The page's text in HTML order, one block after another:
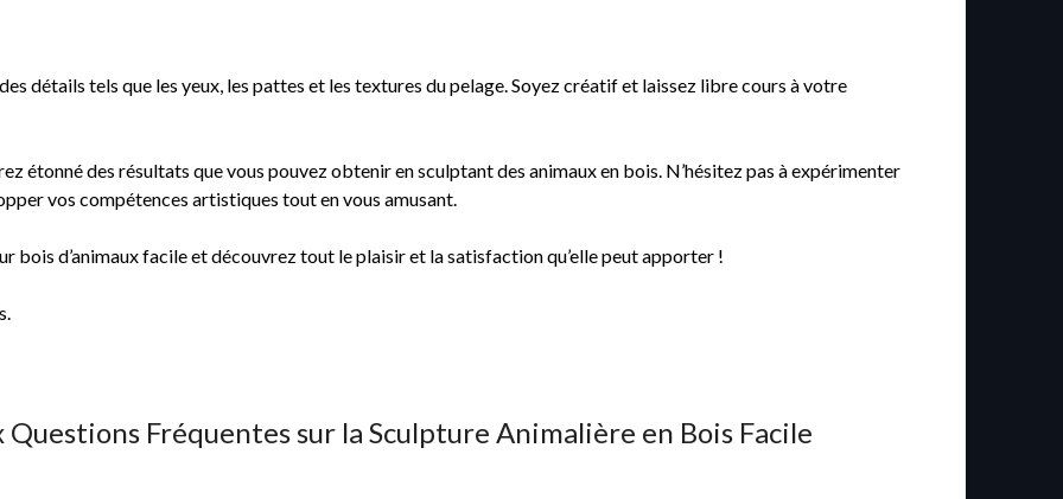
détails tels que les yeux, les pattes et les textures du pelage. Soyez créatif et laissez libre cours à votre
étonné des résultats que vous pouvez obtenir en sculptant des animaux en bois. N’hésitez pas à expérimenter
vos compétences artistiques tout en vous amusant.
bois d’animaux facile et découvrez tout le plaisir et la satisfaction qu’elle peut apporter !
Questions Fréquentes sur la Sculpture Animalière en Bois Facile